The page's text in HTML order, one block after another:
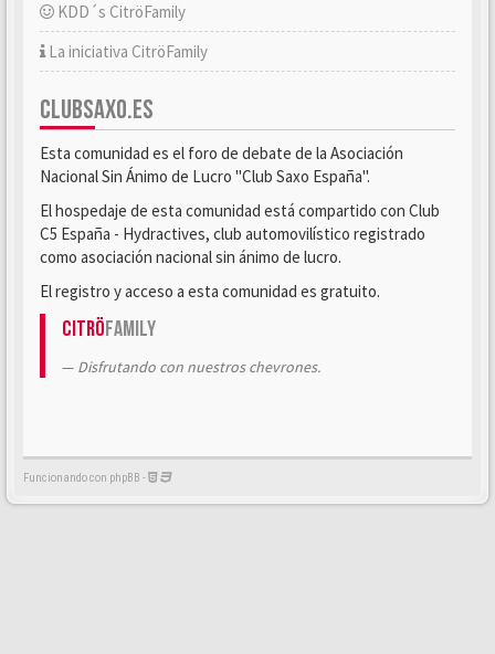
KDD´s CitröFamily
La iniciativa CitröFamily
CLUBSAXO.ES
Esta comunidad es el foro de debate de la Asociación
Nacional Sin Ánimo de Lucro "Club Saxo España".
El hospedaje de esta comunidad está compartido con Club
C5 España - Hydractives, club automovilístico registrado
como asociación nacional sin ánimo de lucro.
El registro y acceso a esta comunidad es gratuito.
CitröFamily
Disfrutando con nuestros chevrones.
Funcionando con phpBB -